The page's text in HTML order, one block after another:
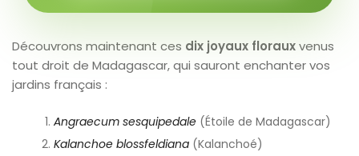
Découvrons maintenant ces dix joyaux florauxvenus
tout droit de Madagascar, qui sauront enchanter vos
jardins français :
Angraecum sesquipedale (Étoile de Madagascar)
Kalanchoe blossfeldiana (Kalanchoé)